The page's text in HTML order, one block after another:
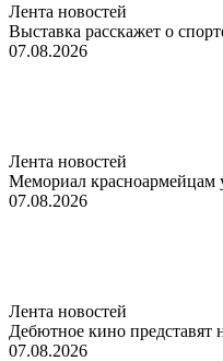
Лента новостей
Выставка расскажет о
07.08.2026
Лента новостей
Мемориал красноармейцам
07.08.2026
Лента новостей
Дебютное кино представят
07.08.2026